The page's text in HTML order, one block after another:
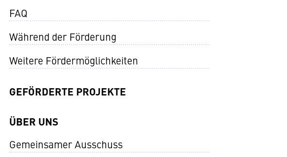
FAQ
Während der Förderung
Weitere Fördermöglichkeiten
GEFÖRDERTE PROJEKTE
ÜBER UNS
Gemeinsamer Ausschuss